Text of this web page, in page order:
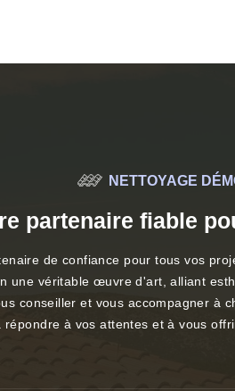
NETTOYAGE
partenaire fiable
de confiance pour tous vos
une véritable œuvre d'art, alliant
conseiller et vous accompagner
à vos attentes et à vous